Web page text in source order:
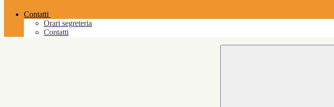
Contatti
Orari segreteria
Contatti